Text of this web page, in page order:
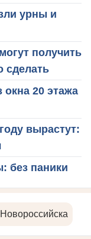
урны и
получить
сделать
окна 20 этажа
вырастут:
без паники